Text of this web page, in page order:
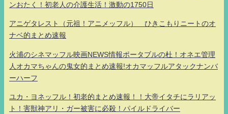
ンおたく！初老人の介護生活！激動の1750日
アニゲタレスト（元祖！アニメッフル） ひきこもりニートのオ
ナベ的まとめ速報
火浦のシネマッフル映画NEWS情報ポータブルの杜！オネエ管理
人オカマちゃんの鬼女的まとめ速報!オカマッフルアタックナンバ
ーハーフ
ユカ・ヨネッフル！初老的まとめ速報！！大帝イタチにラリアッ
ト！害獣神アリ・ガー被害に必殺！パイルドライバー